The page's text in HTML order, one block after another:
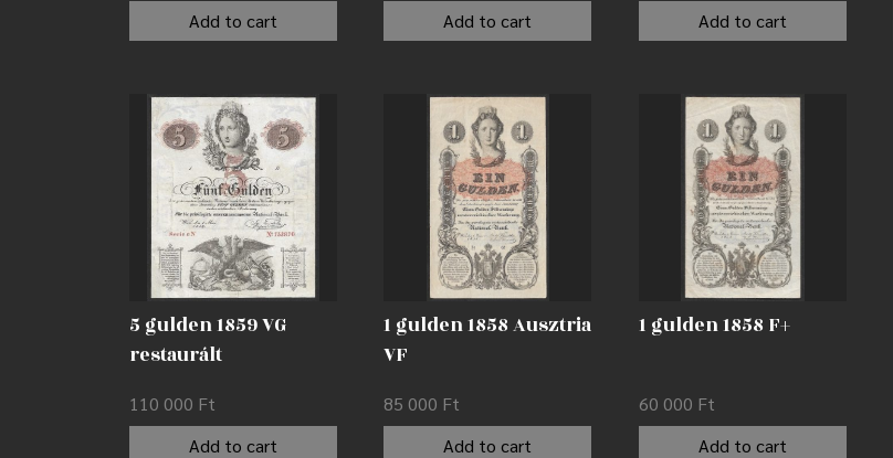
Add to cart
Add to cart
Add to cart
5 gulden 1859 VG
restaurált
110 000 Ft
Add to cart
1 gulden 1858 Ausztria
VF
85 000 Ft
Add to cart
1 gulden 1858 F+
60 000 Ft
Add to cart